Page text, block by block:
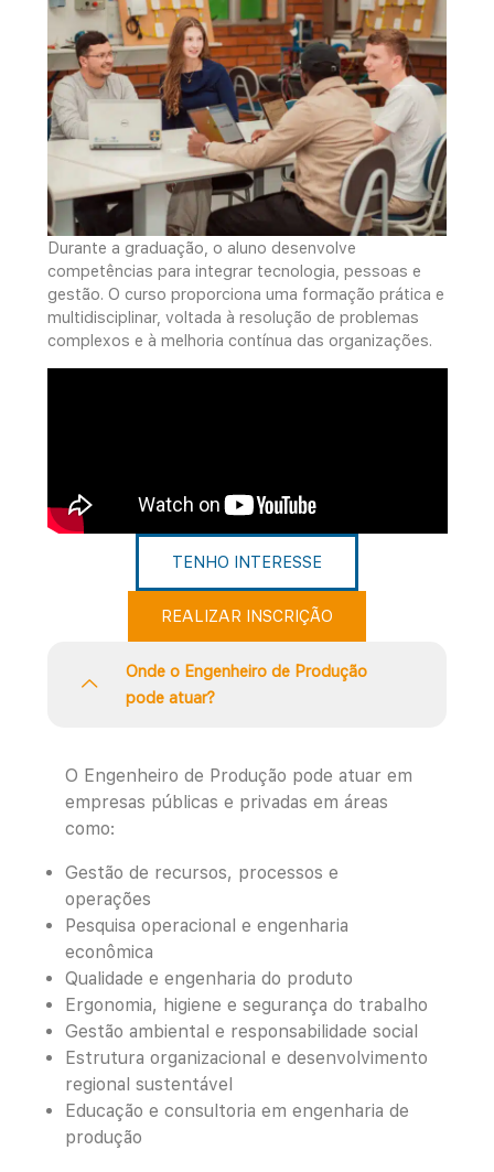
Durante a graduação, o aluno desenvolve
competências para integrar tecnologia, pessoas e
gestão. O curso proporciona uma formação prática e
multidisciplinar, voltada à resolução de problemas
complexos e à melhoria contínua das organizações.
TENHO INTERESSE
REALIZAR INSCRIÇÃO
Onde o Engenheiro de Produção
pode atuar?
O Engenheiro de Produção pode atuar em
empresas públicas e privadas em áreas
como:
Gestão de recursos, processos e
operações
Pesquisa operacional e engenharia
econômica
Qualidade e engenharia do produto
Ergonomia, higiene e segurança do trabalho
Gestão ambiental e responsabilidade social
Estrutura organizacional e desenvolvimento
regional sustentável
Educação e consultoria em engenharia de
produção